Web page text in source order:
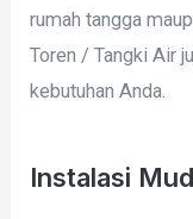
rumah tangga
Toren / Tangki Air
kebutuhan Anda.
Instalasi